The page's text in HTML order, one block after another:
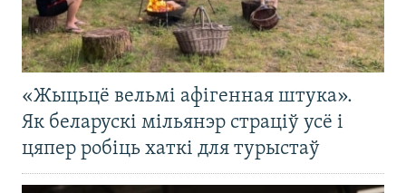
«Жыцьцё вельмі афігенная штука».
Як беларускі мільянэр страціў усё і
цяпер робіць хаткі для турыстаў